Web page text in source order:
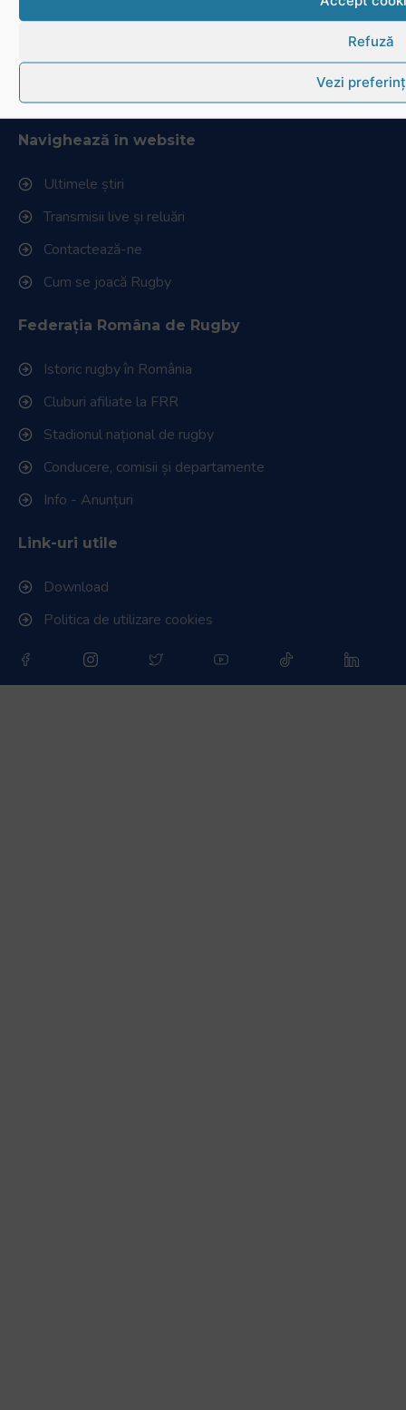
Refuză
Vezi
Fax: 031.1000.400
© Toate drepturile sunt rezervate.
Website realizat și întreținut deSINGA
Navighează în website
Ultimele știri
Transmisii live și reluări
Contactează-ne
Cum se joacă Rugby
Federația Româna de Rugby
Istoric rugby în România
Cluburi afiliate la FRR
Stadionul național de rugby
Conducere, comisii și departamente
Info - Anunțuri
Link-uri utile
Download
Politica de utilizare cookies